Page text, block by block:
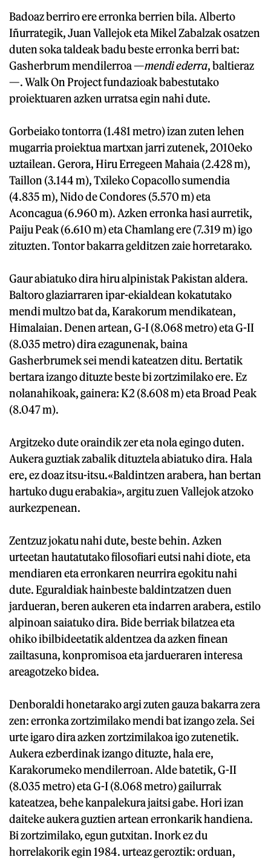
Badoaz berriro ere erronka berrien bila. Alberto
Iñurrategik, Juan Vallejok eta Mikel Zabalzak osatzen
duten soka taldeak badu beste erronka berri bat:
Gasherbrum mendilerroa —mendi ederra, baltieraz
—. Walk On Project fundazioak babestutako
proiektuaren azken urratsa egin nahi dute.
Gorbeiako tontorra (1.481 metro) izan zuten lehen
mugarria proiektua martxan jarri zutenek, 2010eko
uztailean. Gerora, Hiru Erregeen Mahaia (2.428 m),
Taillon (3.144 m), Txileko Copacollo sumendia
(4.835 m), Nido de Condores (5.570 m) eta
Aconcagua (6.960 m). Azken erronka hasi aurretik,
Paiju Peak (6.610 m) eta Chamlang ere (7.319 m) igo
zituzten. Tontor bakarra gelditzen zaie horretarako.
Gaur abiatuko dira hiru alpinistak Pakistan aldera.
Baltoro glaziarraren ipar-ekialdean kokatutako
mendi multzo bat da, Karakorum mendikatean,
Himalaian. Denen artean, G-I (8.068 metro) eta G-II
(8.035 metro) dira ezagunenak, baina
Gasherbrumek sei mendi kateatzen ditu. Bertatik
bertara izango dituzte beste bi zortzimilako ere. Ez
nolanahikoak, gainera: K2 (8.608 m) eta Broad Peak
(8.047 m).
Argitzeko dute oraindik zer eta nola egingo duten.
Aukera guztiak zabalik dituztela abiatuko dira. Hala
ere, ez doaz itsu-itsu.«Baldintzen arabera, han bertan
hartuko dugu erabakia», argitu zuen Vallejok atzoko
aurkezpenean.
Zentzuz jokatu nahi dute, beste behin. Azken
urteetan hautatutako filosofiari eutsi nahi diote, eta
mendiaren eta erronkaren neurrira egokitu nahi
dute. Eguraldiak hainbeste baldintzatzen duen
jardueran, beren aukeren eta indarren arabera, estilo
alpinoan saiatuko dira. Bide berriak bilatzea eta
ohiko ibilbideetatik aldentzea da azken finean
zailtasuna, konpromisoa eta jardueraren interesa
areagotzeko bidea.
Denboraldi honetarako argi zuten gauza bakarra zera
zen: erronka zortzimilako mendi bat izango zela. Sei
urte igaro dira azken zortzimilakoa igo zutenetik.
Aukera ezberdinak izango dituzte, hala ere,
Karakorumeko mendilerroan. Alde batetik, G-II
(8.035 metro) eta G-I (8.068 metro) gailurrak
kateatzea, behe kanpalekura jaitsi gabe. Hori izan
daiteke aukera guztien artean erronkarik handiena.
Bi zortzimilako, egun gutxitan. Inork ez du
horrelakorik egin 1984. urteaz geroztik: orduan,